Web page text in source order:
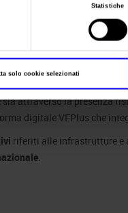
Statistiche
solo cookie selezionati
di relazioniche mette in
mercati.
sia attraverso la presenza
digitale VFPlus che
riferiti alle infrastrutture e
.